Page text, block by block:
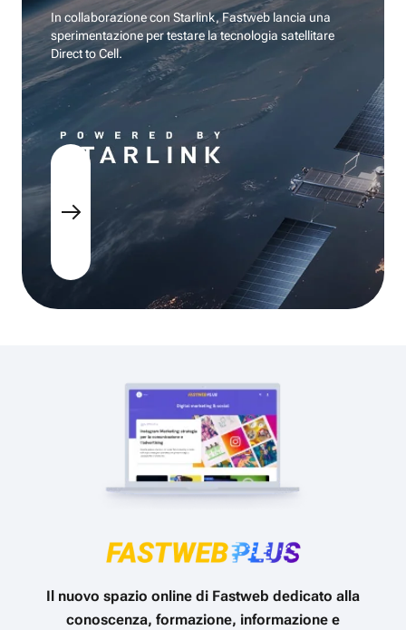
In collaborazione con Starlink, Fastweb lancia una
sperimentazione per testare la tecnologia satellitare
Direct to Cell.
Il nuovo spazio online di Fastweb dedicato alla
conoscenza, formazione, informazione e